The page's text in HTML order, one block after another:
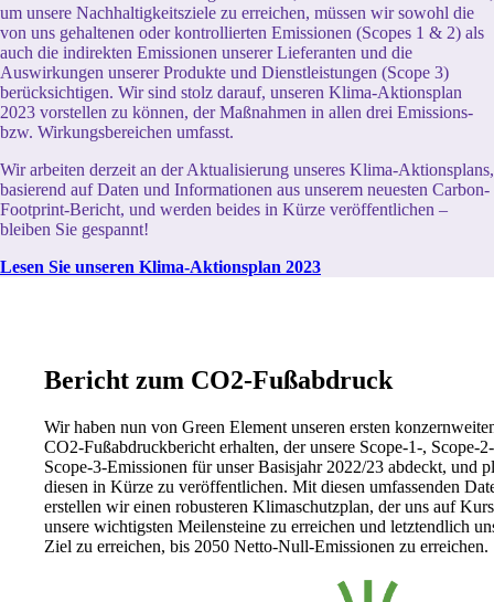
um unsere Nachhaltigkeitsziele zu erreichen, müssen wir sowohl die
von uns gehaltenen oder kontrollierten Emissionen (Scopes 1 & 2) als
auch die indirekten Emissionen unserer Lieferanten und die
Auswirkungen unserer Produkte und Dienstleistungen (Scope 3)
berücksichtigen. Wir sind stolz darauf, unseren Klima-Aktionsplan
2023 vorstellen zu können, der Maßnahmen in allen drei Emissions-
bzw. Wirkungsbereichen umfasst.
Wir arbeiten derzeit an der Aktualisierung unseres Klima-Aktionsplans,
basierend auf Daten und Informationen aus unserem neuesten Carbon-
Footprint-Bericht, und werden beides in Kürze veröffentlichen –
bleiben Sie gespannt!
Lesen Sie unseren Klima-Aktionsplan 2023
Bericht zum CO2-Fußabdruck
Wir haben nun von Green Element unseren ersten
CO2-Fußabdruckbericht erhalten, der unsere Scope-1-, Scope-
Scope-3-Emissionen für unser Basisjahr 2022/23 abdeckt, und
diesen in Kürze zu veröffentlichen. Mit diesen umfassenden
erstellen wir einen robusteren Klimaschutzplan, der uns auf
unsere wichtigsten Meilensteine zu erreichen und letztendlich
Ziel zu erreichen, bis 2050 Netto-Null-Emissionen zu erreichen.